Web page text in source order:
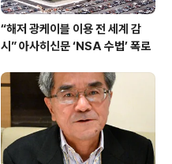
“해저 광케이블 이용 전 세계 감
시” 아사히신문 ‘NSA 수법’ 폭로